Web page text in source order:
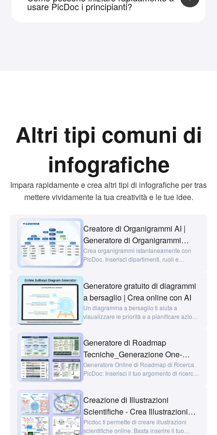
principali sviluppi della trama di Rickshaw Boy",
usare PicDoc i principianti?
Altri tipi comuni di
infografiche
Impara rapidamente e crea altri tipi di infografiche per tras
mettere vividamente la tua creatività e le tue idee.
Creatore di Organigrammi AI |
Generatore di Organigrammi
Gratuito
Crea organigrammi istantaneamente con
PicDoc. Inserisci dipartimenti, ruoli e
dipartimenti e diagrammi di struttura di team
in pochi secondi.
Generatore gratuito di diagrammi
a bersaglio | Crea online con AI
Un diagramma a bersaglio ti aiuta a
visualizzare le priorità e a pianificare azioni
permette di generare diagrammi a bersaglio
da testo, con modelli completamente
modificabili e esportazione in
PNG/JPG/PDF/PPT.
Generatore di Roadmap
Tecniche_Generazione One-
Click di Roadmap Tecniche di
Ricerca con AI-picdoc
Generatore Online di Roadmap di Ricerca
PicDoc: Inserisci il tuo argomento di ricerca,
Natural Science Foundation, un flowchart
sperimentale e un framework di ricerca per
tesi. Ideale per domande di finanziamento,
proposte di tesi di laurea magistrale e di
Creazione di Illustrazioni
Scientifiche - Crea Illustrazioni
Scientifiche con un Clic - picdoc
Picdoc ti permette di creare illustrazioni
scientifiche online. Basta inserire il tuo